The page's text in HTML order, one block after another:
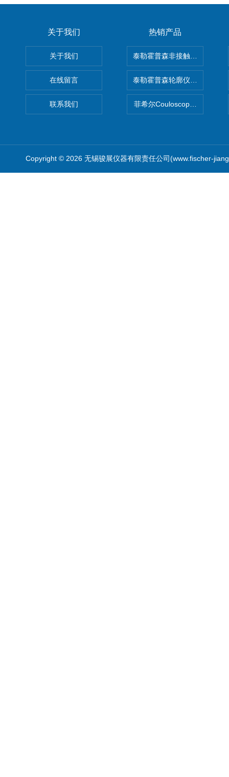
关于我们
关于我们
在线留言
联系我们
热销产品
泰勒霍普森非接触式轮廓仪
泰勒霍普森轮廓仪|TAYLOR
菲希尔Couloscope CMS2电
Copyright © 2026 无锡骏展仪器有限责任公司(www.fischer-